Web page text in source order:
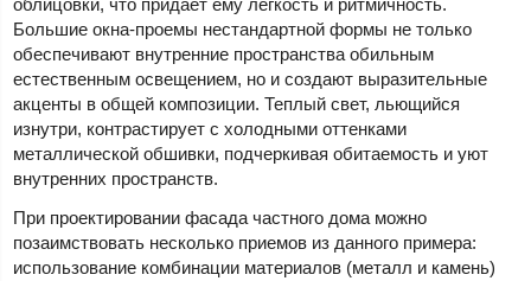
облицовки, что придает ему легкость и ритмичность.
Большие окна-проемы нестандартной формы не только
обеспечивают внутренние пространства обильным
естественным освещением, но и создают выразительные
акценты в общей композиции. Теплый свет, льющийся
изнутри, контрастирует с холодными оттенками
металлической обшивки, подчеркивая обитаемость и уют
внутренних пространств.
При проектировании фасада частного дома можно
позаимствовать несколько приемов из данного примера:
использование комбинации материалов (металл и камень)